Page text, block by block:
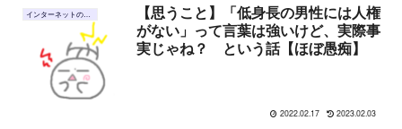
インターネットのこと
【思うこと】「低身長の男性には人権
がない」って言葉は強いけど、実際事
実じゃね？ という話【ほぼ愚痴】
2022.02.17 2023.02.03